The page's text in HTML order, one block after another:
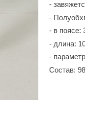
-
-
- в поясе:
- длина:
-
Состав: